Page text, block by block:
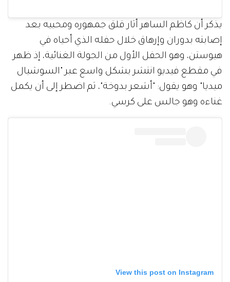
يذكر أن كاظم الساهر أثار قلق جمهوره ومحبيه بعد
إصابته بدوران وإرهاق خلال حفله الذي أحياه في
هيوستن، وهو الحفل الأول من الجولة الغنائية، إذ ظهر
في مقطع فيديو انتشر بشكل واسع عبر "السوشيال
ميديا" وهو يقول: "أشعر بدوخة"، ثم اضطر إلى أن يكمل
غناءه وهو جالس على كرسي.
View this post on Instagram